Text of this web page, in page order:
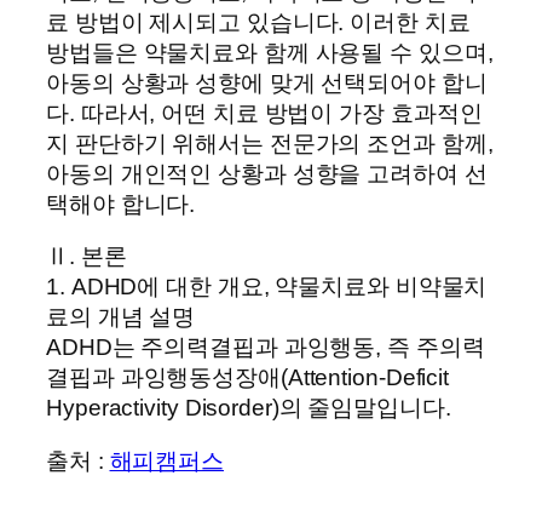
료 방법이 제시되고 있습니다. 이러한 치료
방법들은 약물치료와 함께 사용될 수 있으며,
아동의 상황과 성향에 맞게 선택되어야 합니
다. 따라서, 어떤 치료 방법이 가장 효과적인
지 판단하기 위해서는 전문가의 조언과 함께,
아동의 개인적인 상황과 성향을 고려하여 선
택해야 합니다.
Ⅱ. 본론
1. ADHD에 대한 개요, 약물치료와 비약물치
료의 개념 설명
ADHD는 주의력결핍과 과잉행동, 즉 주의력
결핍과 과잉행동성장애(Attention-Deficit
Hyperactivity Disorder)의 줄임말입니다.
출처 : 해피캠퍼스